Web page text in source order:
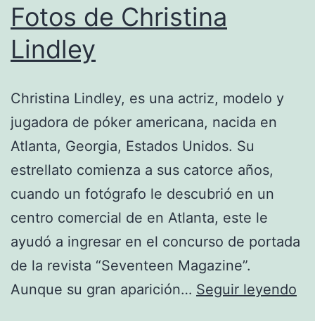
Fotos de Christina
Lindley
Christina Lindley, es una actriz, modelo y
jugadora de póker americana, nacida en
Atlanta, Georgia, Estados Unidos. Su
estrellato comienza a sus catorce años,
cuando un fotógrafo le descubrió en un
centro comercial de en Atlanta, este le
ayudó a ingresar en el concurso de portada
de la revista “Seventeen Magazine”.
Aunque su gran aparición… Seguir leyendo